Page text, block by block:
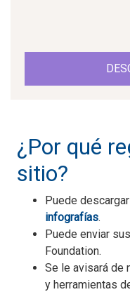
¿Por qué
sitio?
Puede
infografías.
Puede enviar
Foundation.
Se le avisará de
y herramientas